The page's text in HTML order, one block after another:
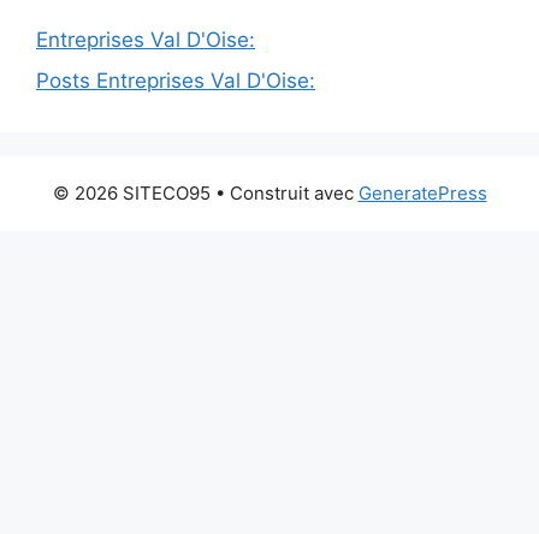
Entreprises Val D'Oise:
Posts Entreprises Val D'Oise:
© 2026 SITECO95 • Construit avec GeneratePress